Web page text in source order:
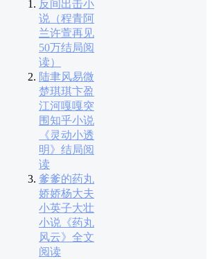
反间出击小
说（程青阿
兰许萱再见
50万结局阅
读）
陆聿风易微
楚琪琪卞盈
江河嘎嘎突
围知乎小说
《灵动小透
明》结局阅
读
爹爹的药丸
娇娇杨大夫
小英子大壮
小说《药丸
风云》全文
阅读